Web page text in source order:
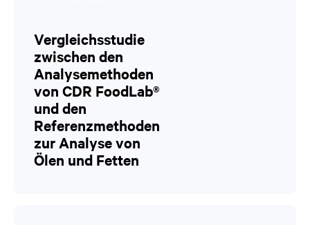
Vergleichsstudie
zwischen den
Analysemethoden
von CDR FoodLab®
und den
Referenzmethoden
zur Analyse von
Ölen und Fetten